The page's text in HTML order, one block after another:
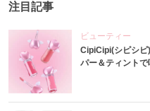
注目記事
ビューティー
CipiCipi(シピシピ
パー＆ティント